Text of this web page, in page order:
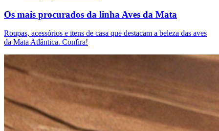
Os mais procurados da linha Aves da Mata
Roupas, acessórios e itens de casa que destacam a beleza das aves
da Mata Atlântica. Confira!